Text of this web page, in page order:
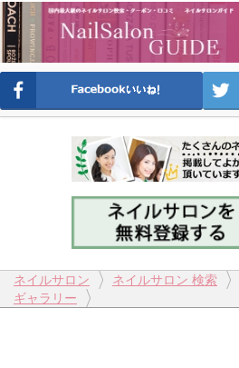
ネイルサロン ネイルサロン 検索
ギャラリー